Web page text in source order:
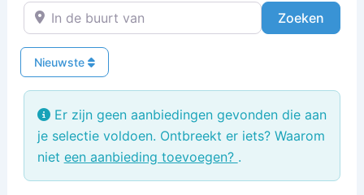
In de buurt van
Zoeken
Nieuwste
Er zijn geen aanbiedingen gevonden die aan
je selectie voldoen. Ontbreekt er iets? Waarom
niet een aanbieding toevoegen? .